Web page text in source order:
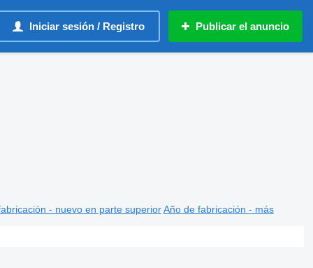
Iniciar sesión / Registro Publicar el anuncio
- nuevo en parte superior Año de fabricación - más